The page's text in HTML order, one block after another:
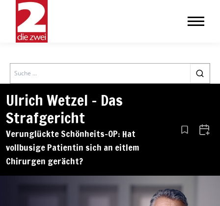
Search
Ulrich Wetzel – Das
Strafgericht
Verunglückte Schönheits-OP: Hat
vollbusige Patientin sich an eitlem
Chirurgen gerächt?
Aus den